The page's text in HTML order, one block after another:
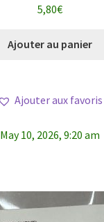
sur 5
5,80€
Ajouter au panier
Ajouter aux favoris
May 10, 2026, 9:20 am